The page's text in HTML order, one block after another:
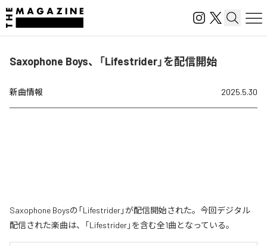
Saxophone Boys、「Lifestrider」を配信開始
新曲情報 2025.5.30
Saxophone Boysの「Lifestrider」が配信開始された。今回デジタル
配信された楽曲は、「Lifestrider」を含む全1曲となっている。